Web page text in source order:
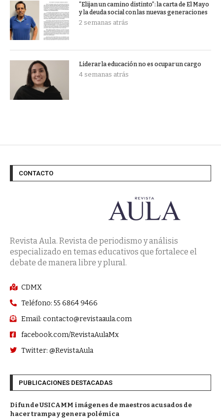
“Elijan un camino distinto”: la carta de El Mayo
y la deuda social con las nuevas generaciones
2 semanas atrás
Liderar la educación no es ocupar un cargo
4 semanas atrás
CONTACTO
Revista Aula. Revista de periodismo y análisis
especializado en temas educativos que fortalece el
debate de manera libre y plural.
CDMX
Teléfono: 55 6864 9466
Email: contacto@revistaaula.com
facebook.com/RevistaAulaMx
Twitter: @RevistaAula
PUBLICACIONES DESTACADAS
Difunde USICAMM imágenes de maestros acusados de
hacer trampa y genera polémica